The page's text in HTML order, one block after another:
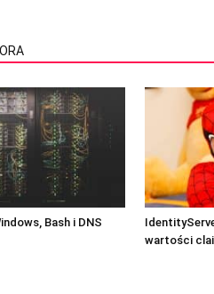
Bash i DNS
wartości